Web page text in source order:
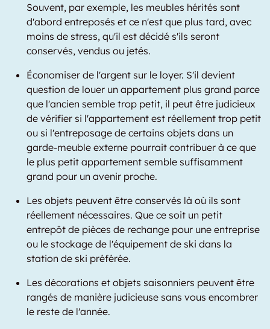
Souvent, par exemple, les meubles hérités sont
d'abord entreposés et ce n'est que plus tard, avec
moins de stress, qu'il est décidé s'ils seront
conservés, vendus ou jetés.
Économiser de l'argent sur le loyer. S'il devient
question de louer un appartement plus grand parce
que l'ancien semble trop petit, il peut être judicieux
de vérifier si l'appartement est réellement trop petit
ou si l'entreposage de certains objets dans un
garde-meuble externe pourrait contribuer à ce que
le plus petit appartement semble suffisamment
grand pour un avenir proche.
Les objets peuvent être conservés là où ils sont
réellement nécessaires. Que ce soit un petit
entrepôt de pièces de rechange pour une entreprise
ou le stockage de l'équipement de ski dans la
station de ski préférée.
Les décorations et objets saisonniers peuvent être
rangés de manière judicieuse sans vous encombrer
le reste de l'année.